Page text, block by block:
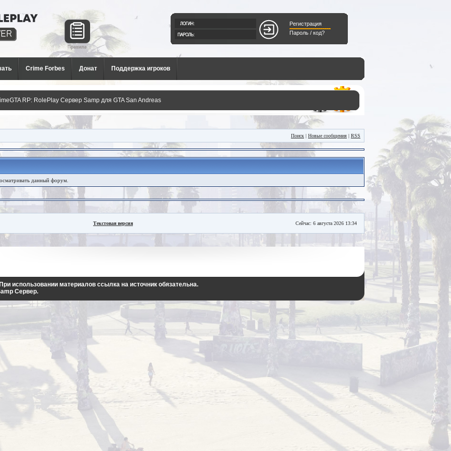
РП
для
Регистрация
Пароль / код?
Crime Forbes Донат Поддержка игроков
RP: RolePlay Сервер Samp для GTA San Andreas
Поиск | Новые сообщения | RSS
данный форум.
Текстовая версия Сейчас: 6 августа 2026 13:34
использовании материалов ссылка на источник обязательна.
Сервер.